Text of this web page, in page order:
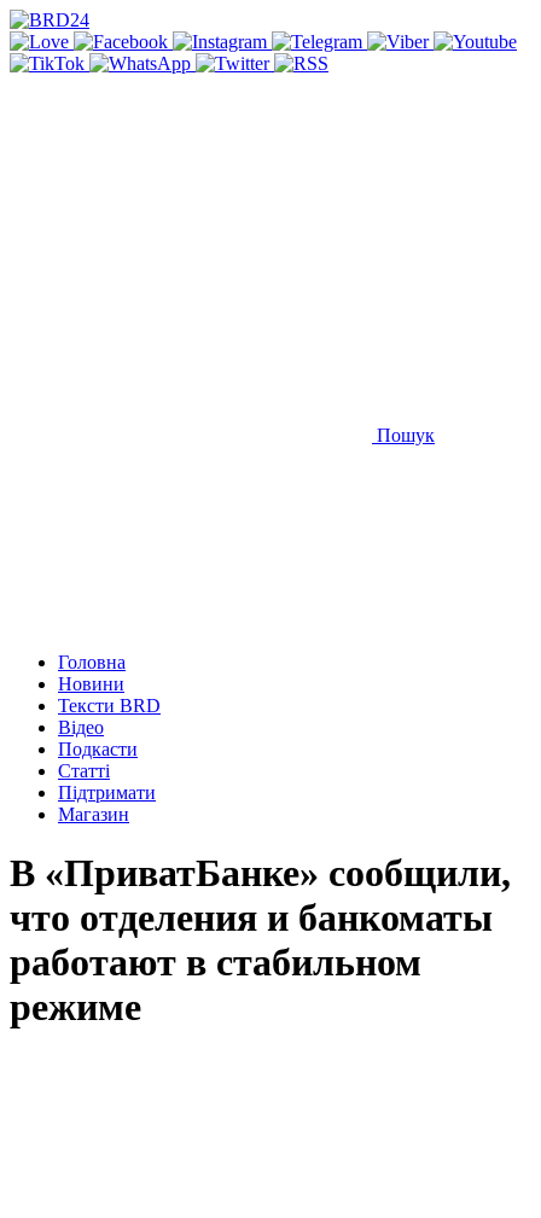
Пошук
Головна
Новини
Тексти BRD
Відео
Подкасти
Статті
Підтримати
Магазин
В «ПриватБанке» сообщили,
что отделения и банкоматы
работают в стабильном
режиме